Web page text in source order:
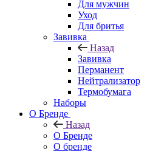
Для мужчин
Уход
Для бритья
Завивка
Назад
Завивка
Перманент
Нейтрализатор
Термобумага
Наборы
О Бренде
Назад
О Бренде
О бренде